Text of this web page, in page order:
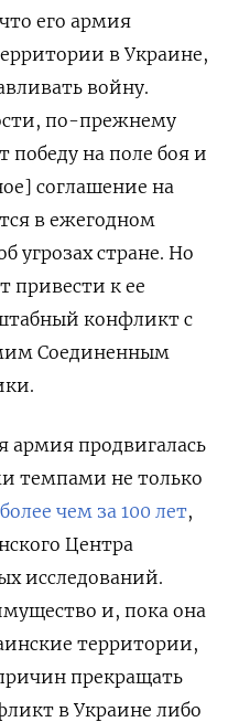
его армия
в Украине,
войну.
по-прежнему
победу на поле боя и
соглашение на
в ежегодном
угрозах стране. Но
к ее
конфликт с
Соединенным
армия продвигалась
темпами не только
более чем за 100 лет,
Центра
исследований.
и, пока она
территории,
прекращать
в Украине либо